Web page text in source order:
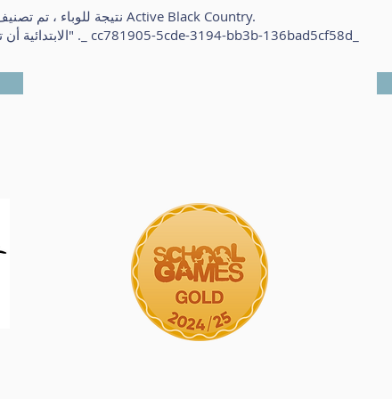
نتيجة للوباء ، تم تصنيف الاعتراف بتوفير التربية البدنية من قبل Active Black Country.
يسر مدرسة Villiers الابتدائية أن تحقق "حالة ممتازة" ._ cc781905-5cde-3194-bb3b-136bad5cf58d_